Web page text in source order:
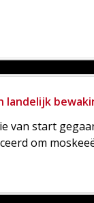
landelijk
van start
om